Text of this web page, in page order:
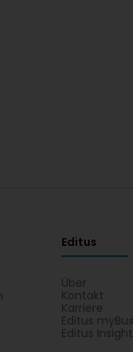
Editus
Über
Kontakt
Karriere
Editus
Editus Insight